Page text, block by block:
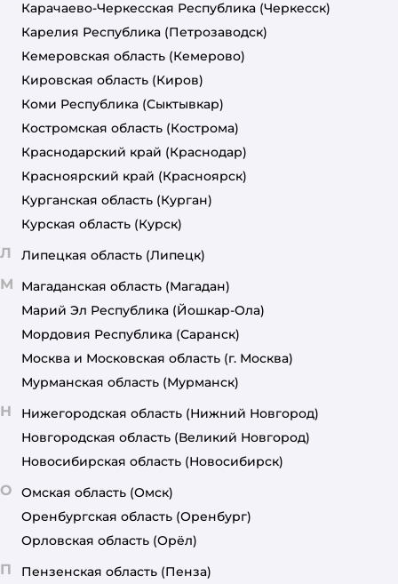
Карачаево-Черкесская Республика (Черкесск)
Карелия Республика (Петрозаводск)
Кемеровская область (Кемерово)
Кировская область (Киров)
Коми Республика (Сыктывкар)
Костромская область (Кострома)
Краснодарский край (Краснодар)
Красноярский край (Красноярск)
Курганская область (Курган)
Курская область (Курск)
Л Липецкая область (Липецк)
М Магаданская область (Магадан)
Марий Эл Республика (Йошкар-Ола)
Мордовия Республика (Саранск)
Москва и Московская область (г. Москва)
Мурманская область (Мурманск)
Н Нижегородская область (Нижний Новгород)
Новгородская область (Великий Новгород)
Новосибирская область (Новосибирск)
О Омская область (Омск)
Оренбургская область (Оренбург)
Орловская область (Орёл)
П Пензенская область (Пенза)